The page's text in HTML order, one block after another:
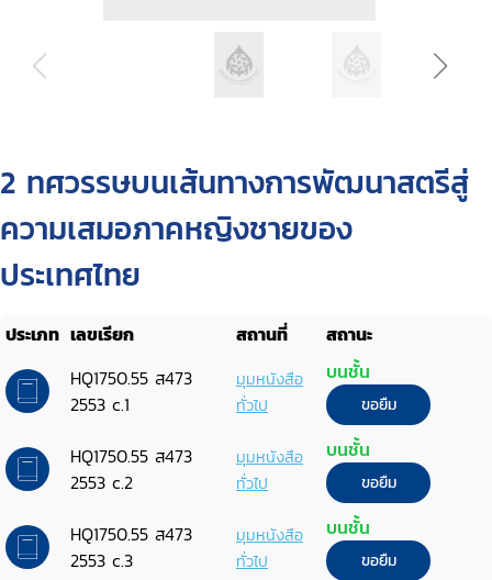
2 ทศวรรษบนเส้นทางการพัฒนาสตรีสู่
ความเสมอภาคหญิงชายของ
ประเทศไทย
ประเภท เลขเรียก สถานที่
สถานะ
HQ1750.55 ส473
2553 c.1
มุมหนังสือ
ทั่วไป
บนชั้น
ขอยืม
HQ1750.55 ส473
2553 c.2
มุมหนังสือ
ทั่วไป
บนชั้น
ขอยืม
HQ1750.55 ส473
2553 c.3
มุมหนังสือ
ทั่วไป
บนชั้น
ขอยืม